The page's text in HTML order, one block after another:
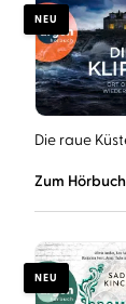
NEU
Die raue
Zum Hörbuch
NEU